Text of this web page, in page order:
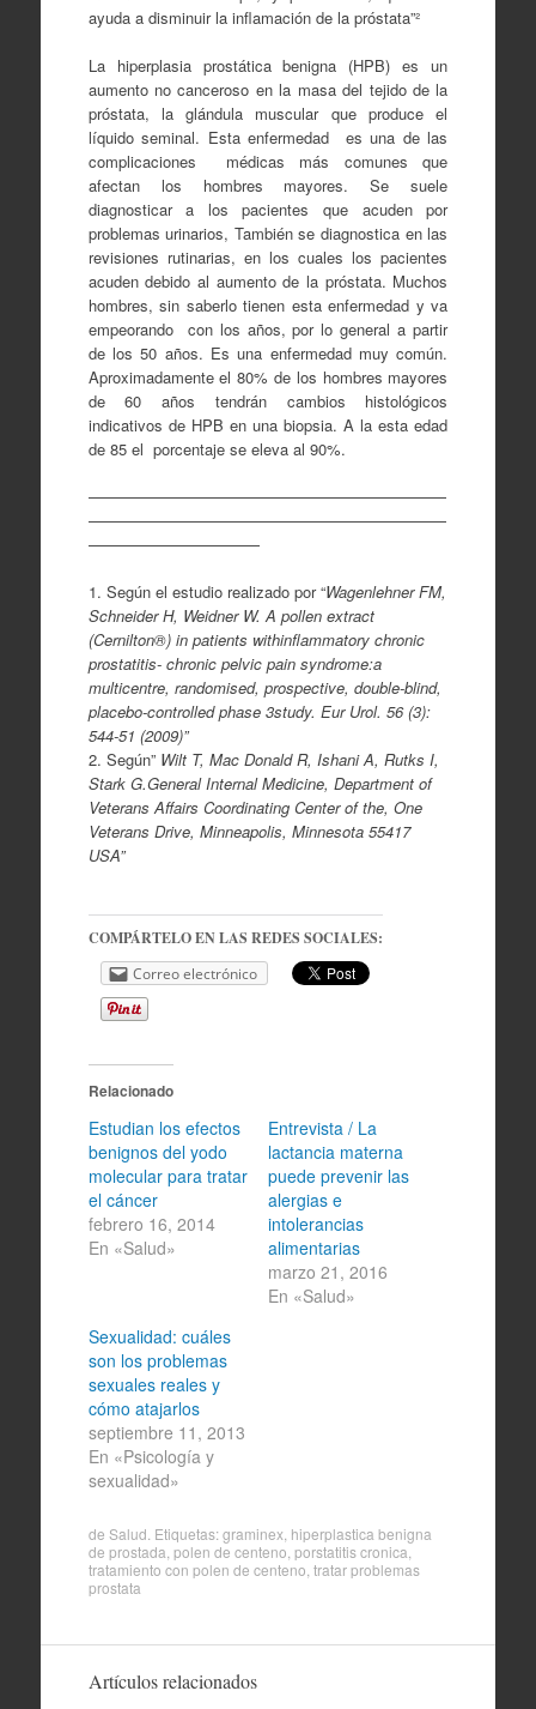
ayuda a disminuir la inflamación de la próstata”²
La hiperplasia prostática benigna (HPB) es un
aumento no canceroso en la masa del tejido de la
próstata, la glándula muscular que produce el
líquido seminal. Esta enfermedad es una de las
complicaciones médicas más comunes que
afectan los hombres mayores. Se suele
diagnosticar a los pacientes que acuden por
problemas urinarios, También se diagnostica en las
revisiones rutinarias, en los cuales los pacientes
acuden debido al aumento de la próstata. Muchos
hombres, sin saberlo tienen esta enfermedad y va
empeorando con los años, por lo general a partir
de los 50 años. Es una enfermedad muy común.
Aproximadamente el 80% de los hombres mayores
de 60 años tendrán cambios histológicos
indicativos de HPB en una biopsia. A la esta edad
de 85 el porcentaje se eleva al 90%.
———————————————————————
———————————————————————
———————————
1. Según el estudio realizado por “Wagenlehner FM,
Schneider H, Weidner W. A pollen extract
(Cernilton®) in patients withinflammatory chronic
prostatitis- chronic pelvic pain syndrome:a
multicentre, randomised, prospective, double-blind,
placebo-controlled phase 3study. Eur Urol. 56 (3):
544-51 (2009)”
2. Según” Wilt T, Mac Donald R, Ishani A, Rutks I,
Stark G.General Internal Medicine, Department of
Veterans Affairs Coordinating Center of the, One
Veterans Drive, Minneapolis, Minnesota 55417
USA”
COMPÁRTELO EN LAS REDES SOCIALES:
Correo electrónico
Relacionado
Estudian los efectos
benignos del yodo
molecular para tratar
el cáncer
febrero 16, 2014
En «Salud»
Entrevista / La
lactancia materna
puede prevenir las
alergias e
intolerancias
alimentarias
marzo 21, 2016
En «Salud»
Sexualidad: cuáles
son los problemas
sexuales reales y
cómo atajarlos
septiembre 11, 2013
En «Psicología y
sexualidad»
de Salud . Etiquetas:graminex, hiperplastica benigna
de prostada polen de centeno porstatitis cronica
tratamiento con polen de centeno tratar problemas
prostata
Artículos relacionados